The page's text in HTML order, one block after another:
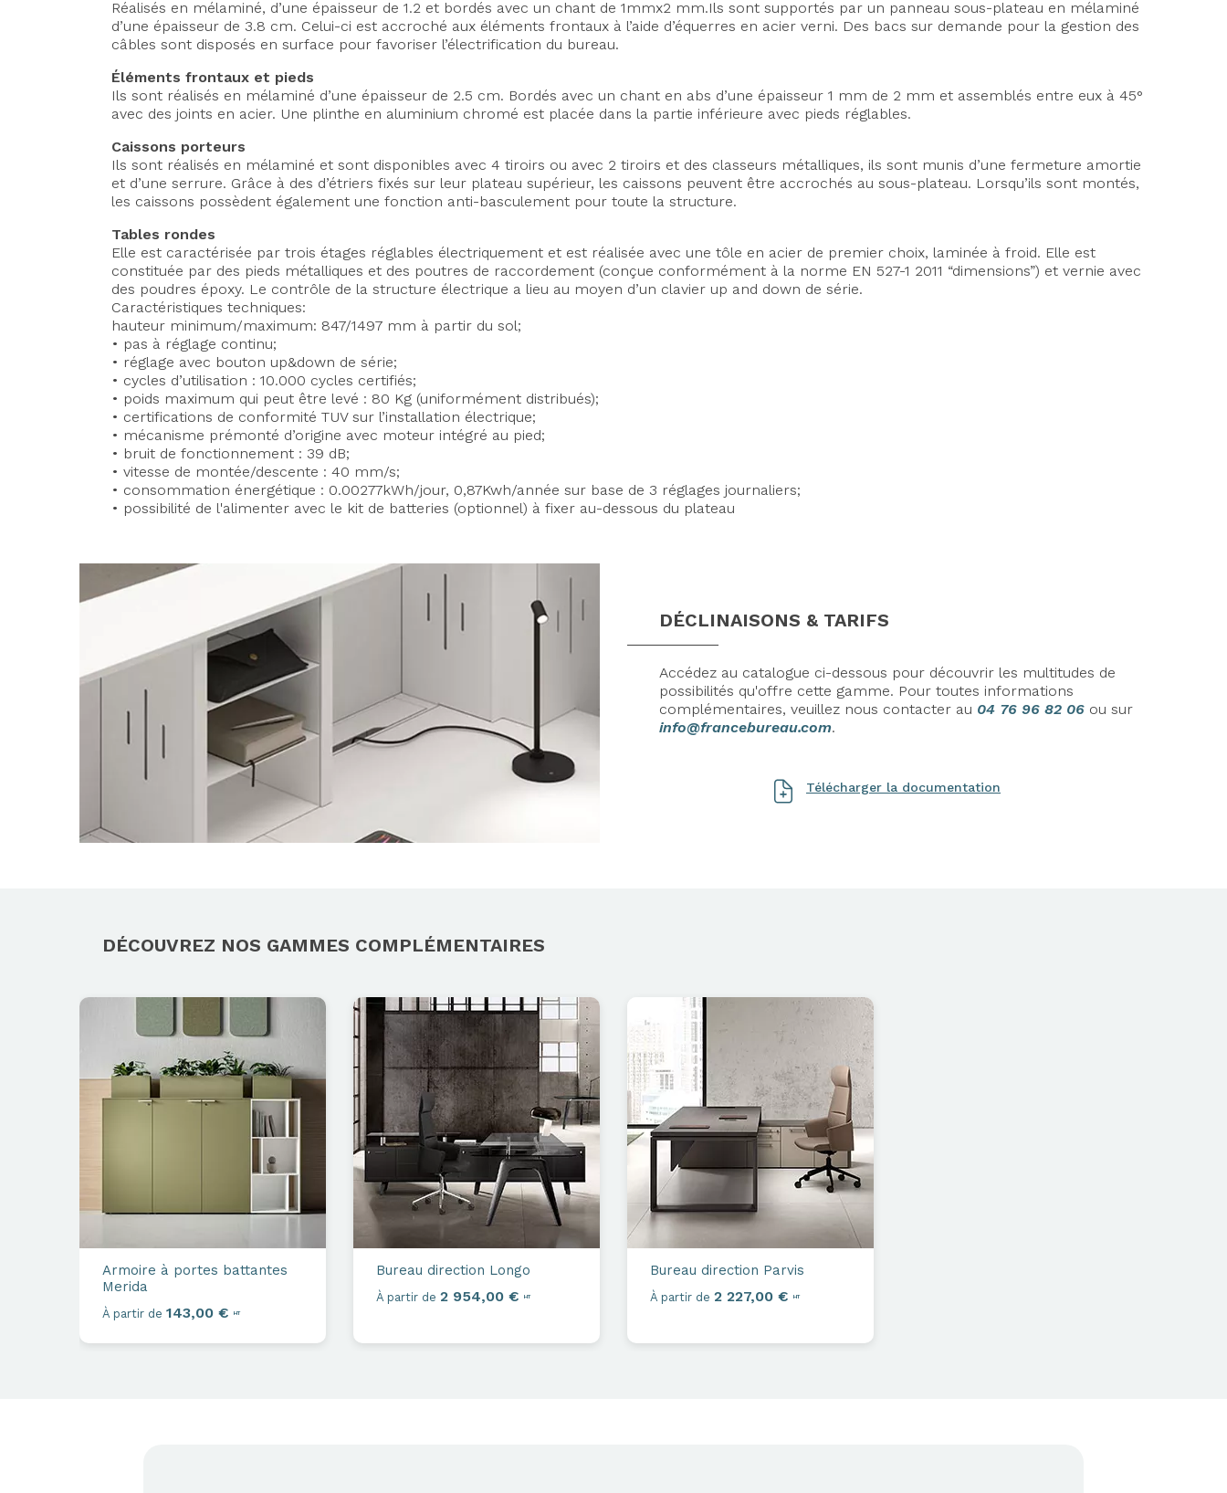
Axeptio consent
Réalisés en mélaminé, d’une épaisseur de 1.2 et bordés avec un chant de 1mmx2 mm.Ils sont supportés par un panneau sous-plateau en mélaminé
d’une épaisseur de 3.8 cm. Celui-ci est accroché aux éléments frontaux à l’aide d’équerres en acier verni. Des bacs sur demande pour la gestion des
câbles sont disposés en surface pour favoriser l’électrification du bureau.
Éléments frontaux et pieds
Ils sont réalisés en mélaminé d’une épaisseur de 2.5 cm. Bordés avec un chant en abs d’une épaisseur 1 mm de 2 mm et assemblés entre eux à 45°
avec des joints en acier. Une plinthe en aluminium chromé est placée dans la partie inférieure avec pieds réglables.
Caissons porteurs
Ils sont réalisés en mélaminé et sont disponibles avec 4 tiroirs ou avec 2 tiroirs et des classeurs métalliques, ils sont munis d’une fermeture amortie
et d’une serrure. Grâce à des d’étriers fixés sur leur plateau supérieur, les caissons peuvent être accrochés au sous-plateau. Lorsqu’ils sont montés,
les caissons possèdent également une fonction anti-basculement pour toute la structure.
Tables rondes
Elle est caractérisée par trois étages réglables électriquement et est réalisée avec une tôle en acier de premier choix, laminée à froid. Elle est
constituée par des pieds métalliques et des poutres de raccordement (conçue conformément à la norme EN 527-1 2011 “dimensions”) et vernie avec
des poudres époxy. Le contrôle de la structure électrique a lieu au moyen d’un clavier up and down de série.
Caractéristiques techniques:
hauteur minimum/maximum: 847/1497 mm à partir du sol;
• pas à réglage continu;
• réglage avec bouton up&down de série;
• cycles d’utilisation : 10.000 cycles certifiés;
• poids maximum qui peut être levé : 80 Kg (uniformément distribués);
• certifications de conformité TUV sur l’installation électrique;
• mécanisme prémonté d’origine avec moteur intégré au pied;
• bruit de fonctionnement : 39 dB;
• vitesse de montée/descente : 40 mm/s;
• consommation énergétique : 0.00277kWh/jour, 0,87Kwh/année sur base de 3 réglages journaliers;
• possibilité de l'alimenter avec le kit de batteries (optionnel) à fixer au-dessous du plateau
DÉCLINAISONS & TARIFS
Accédez au catalogue ci-dessous pour découvrir les multitudes de
possibilités qu'offre cette gamme. Pour toutes informations
complémentaires, veuillez nous contacter au 04 76 96 82 06 ou sur
info@francebureau.com.
Télécharger la documentation
DÉCOUVREZ NOS GAMMES COMPLÉMENTAIRES
Armoire à portes battantes
Merida
À partir de 143,00 € HT
Bureau direction Longo
À partir de 2 954,00 € HT
Bureau direction Parvis
À partir de 2 227,00 € HT